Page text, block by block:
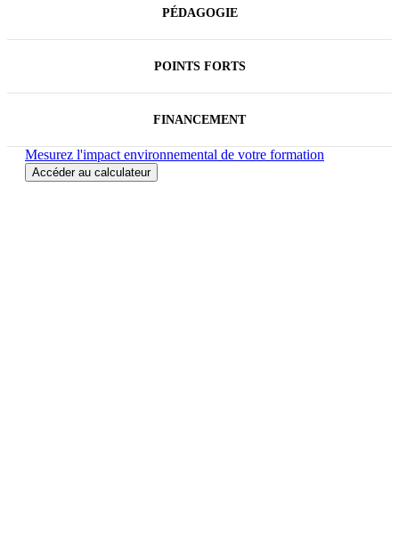
PÉDAGOGIE
POINTS FORTS
FINANCEMENT
Mesurez l'impact environnemental de votre formation
Accéder au calculateur